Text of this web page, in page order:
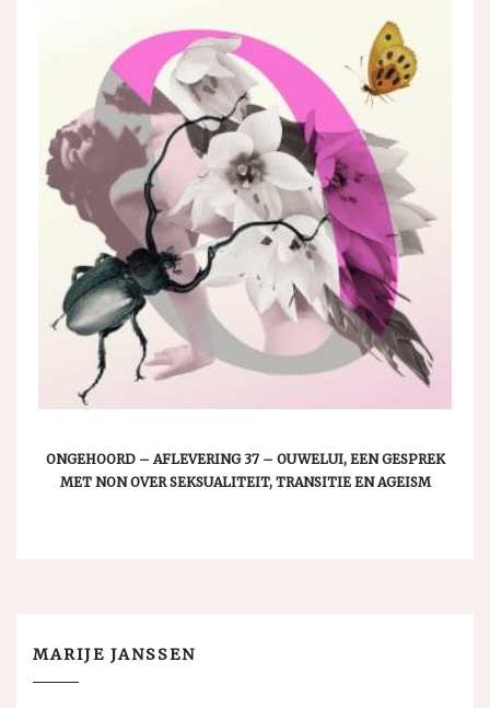
ONGEHOORD – AFLEVERING 37 – OUWELUI, EEN GESPREK
MET NON OVER SEKSUALITEIT, TRANSITIE EN AGEISM
MARIJE JANSSEN